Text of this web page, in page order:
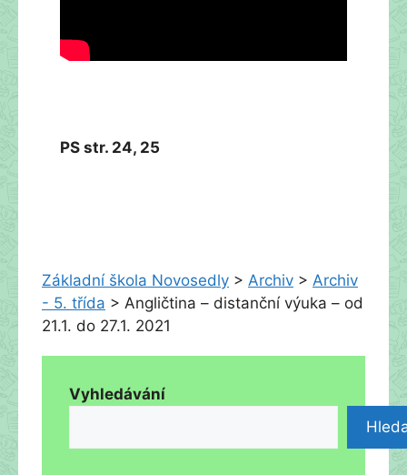
PS str. 24, 25
Základní škola Novosedly > Archiv > Archiv
- 5. třída > Angličtina – distanční výuka – od
21.1. do 27.1. 2021
Vyhledávání